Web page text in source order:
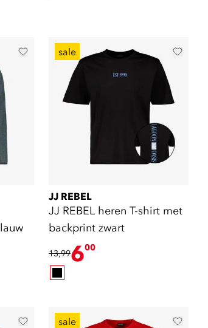
sale
JJ REBEL
JJ REBEL heren T-shirt met
backprint zwart
13,99600
sale